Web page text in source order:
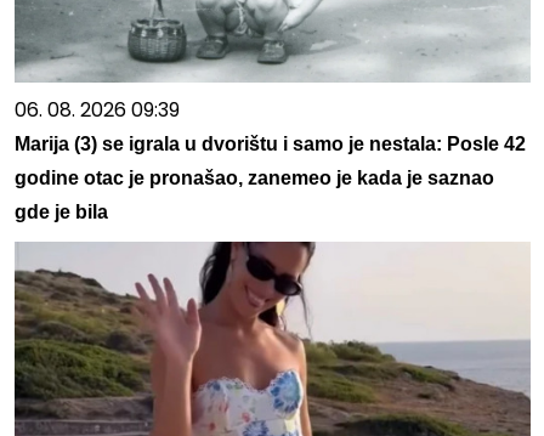
06. 08. 2026 09:39
Marija (3) se igrala u dvorištu i samo je nestala: Posle 42
godine otac je pronašao, zanemeo je kada je saznao
gde je bila